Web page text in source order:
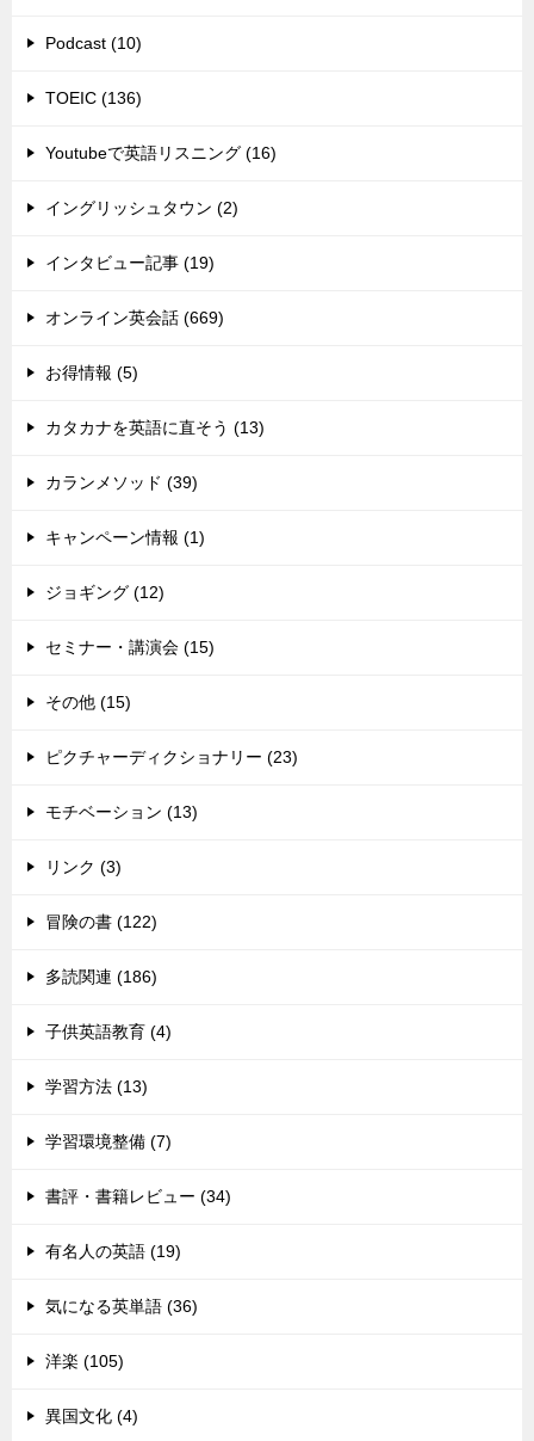
Podcast (10)
TOEIC (136)
Youtubeで英語リスニング (16)
イングリッシュタウン (2)
インタビュー記事 (19)
オンライン英会話 (669)
お得情報 (5)
カタカナを英語に直そう (13)
カランメソッド (39)
キャンペーン情報 (1)
ジョギング (12)
セミナー・講演会 (15)
その他 (15)
ピクチャーディクショナリー (23)
モチベーション (13)
リンク (3)
冒険の書 (122)
多読関連 (186)
子供英語教育 (4)
学習方法 (13)
学習環境整備 (7)
書評・書籍レビュー (34)
有名人の英語 (19)
気になる英単語 (36)
洋楽 (105)
異国文化 (4)